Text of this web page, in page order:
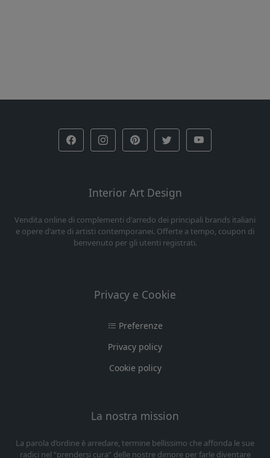
Interior Art Design
Vendita online di complementi d'arredo dei principali brands italiani
e opere d'arte di artisti contemporanei. Offerte a tempo, coupon di
benvenuto per gli utenti registrati.
Privacy e Cookie
Preferenze
Privacy policy
Cookie policy
La nostra mission
La parola d’ordine è arredare, termine bellissimo che affonda le sue
radici nel “prendersi cura” delle nostre dimore per farle diventare